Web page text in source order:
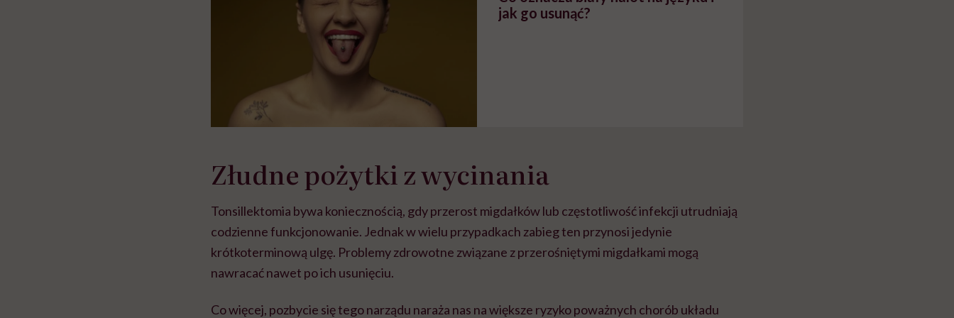
jak go usunąć?
Złudne pożytki z wycinania
Tonsillektomia bywa koniecznością, gdy przerost migdałków lub częstotliwość infekcji utrudniają
codzienne funkcjonowanie. Jednak w wielu przypadkach zabieg ten przynosi jedynie
krótkoterminową ulgę. Problemy zdrowotne związane z przerośniętymi migdałkami mogą
nawracać nawet po ich usunięciu.
Co więcej, pozbycie się tego narządu naraża nas na większe ryzyko poważnych chorób układu